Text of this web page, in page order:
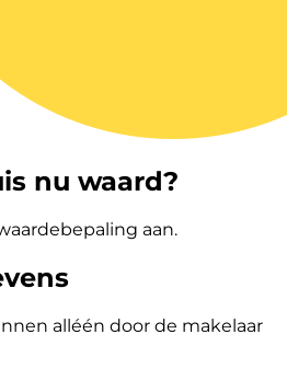
nu waard?
aan.
alléén door de makelaar